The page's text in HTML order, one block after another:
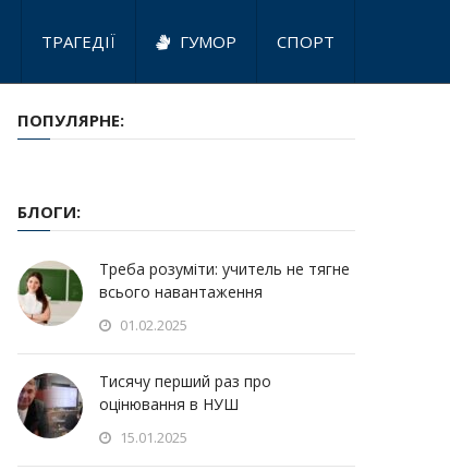
ТРАГЕДІЇ ГУМОР СПОРТ
ПОПУЛЯРНЕ:
БЛОГИ:
Треба розуміти: учитель не тягне
всього навантаження
01.02.2025
Тисячу перший раз про
оцінювання в НУШ
15.01.2025